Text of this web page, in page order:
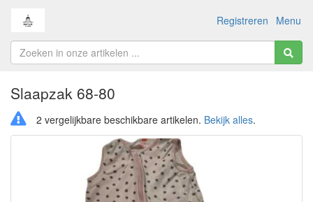
Menu
Registreren
Slaapzak 68-80
2 vergelijkbare beschikbare artikelen. Bekijk alles.